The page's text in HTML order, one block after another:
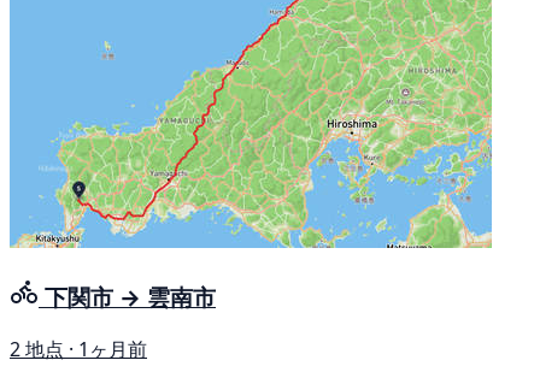
下関市 → 雲南市
2 地点 · 1ヶ月前